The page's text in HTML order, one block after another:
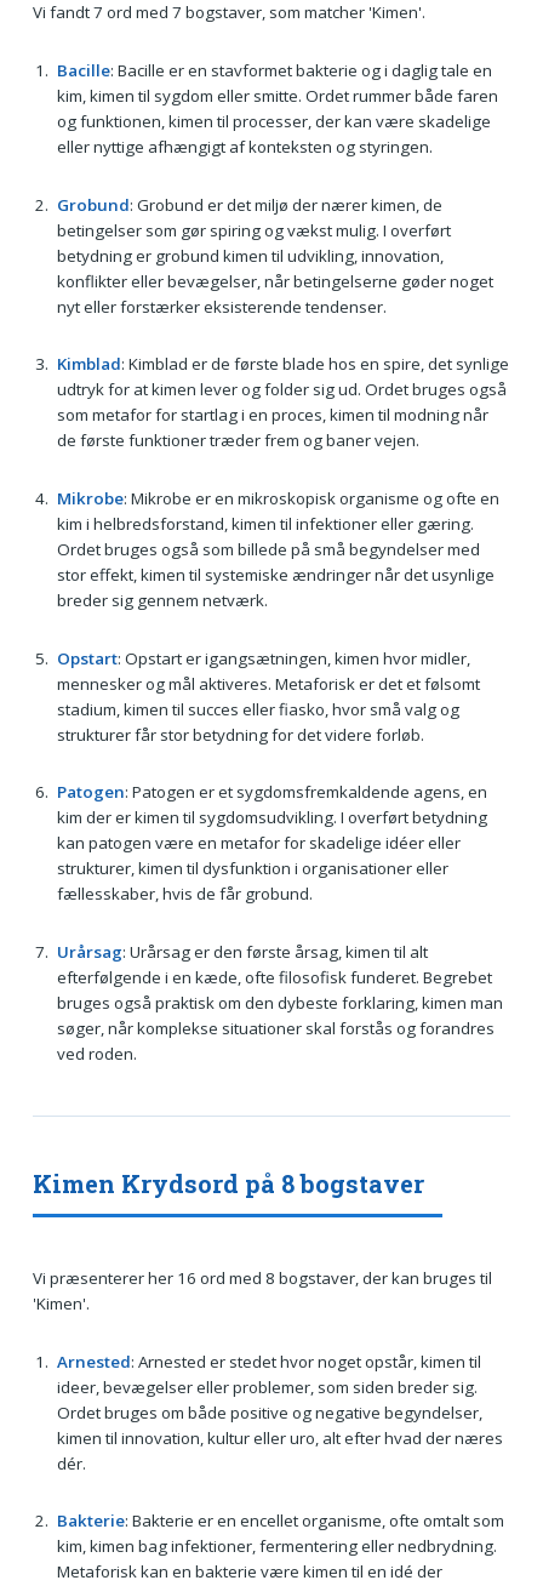
Vi fandt 7 ord med 7 bogstaver, som matcher 'Kimen'.
Bacille: Bacille er en stavformet bakterie og i daglig tale en
kim, kimen til sygdom eller smitte. Ordet rummer både faren
og funktionen, kimen til processer, der kan være skadelige
eller nyttige afhængigt af konteksten og styringen.
Grobund: Grobund er det miljø der nærer kimen, de
betingelser som gør spiring og vækst mulig. I overført
betydning er grobund kimen til udvikling, innovation,
konflikter eller bevægelser, når betingelserne gøder noget
nyt eller forstærker eksisterende tendenser.
Kimblad: Kimblad er de første blade hos en spire, det synlige
udtryk for at kimen lever og folder sig ud. Ordet bruges også
som metafor for startlag i en proces, kimen til modning når
de første funktioner træder frem og baner vejen.
Mikrobe: Mikrobe er en mikroskopisk organisme og ofte en
kim i helbredsforstand, kimen til infektioner eller gæring.
Ordet bruges også som billede på små begyndelser med
stor effekt, kimen til systemiske ændringer når det usynlige
breder sig gennem netværk.
Opstart: Opstart er igangsætningen, kimen hvor midler,
mennesker og mål aktiveres. Metaforisk er det et følsomt
stadium, kimen til succes eller fiasko, hvor små valg og
strukturer får stor betydning for det videre forløb.
Patogen: Patogen er et sygdomsfremkaldende agens, en
kim der er kimen til sygdomsudvikling. I overført betydning
kan patogen være en metafor for skadelige idéer eller
strukturer, kimen til dysfunktion i organisationer eller
fællesskaber, hvis de får grobund.
Urårsag: Urårsag er den første årsag, kimen til alt
efterfølgende i en kæde, ofte filosofisk funderet. Begrebet
bruges også praktisk om den dybeste forklaring, kimen man
søger, når komplekse situationer skal forstås og forandres
ved roden.
Kimen Krydsord på 8 bogstaver
Vi præsenterer her 16 ord med 8 bogstaver, der kan bruges til
'Kimen'.
Arnested: Arnested er stedet hvor noget opstår, kimen til
ideer, bevægelser eller problemer, som siden breder sig.
Ordet bruges om både positive og negative begyndelser,
kimen til innovation, kultur eller uro, alt efter hvad der næres
dér.
Bakterie: Bakterie er en encellet organisme, ofte omtalt som
kim, kimen bag infektioner, fermentering eller nedbrydning.
Metaforisk kan en bakterie være kimen til en idé der